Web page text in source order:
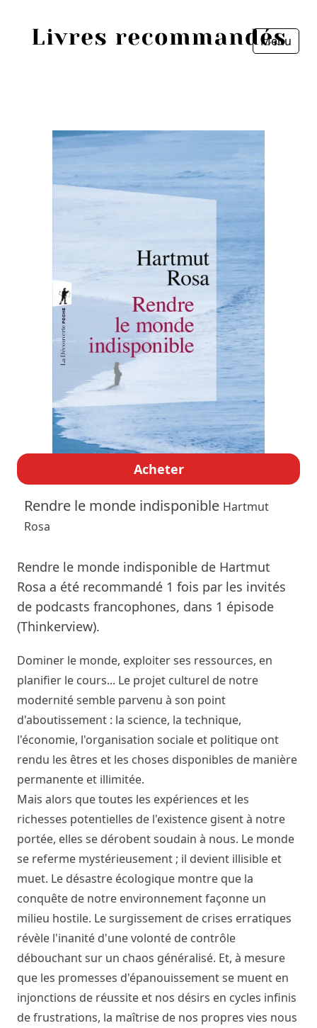
Menu
Acheter
Rendre le monde indisponible Hartmut
Rosa
Rendre le monde indisponible de Hartmut
Rosa a été recommandé 1 fois par les invités
de podcasts francophones, dans 1 épisode
(Thinkerview).
Dominer le monde, exploiter ses ressources, en
planifier le cours... Le projet culturel de notre
modernité semble parvenu à son point
d'aboutissement : la science, la technique,
l'économie, l'organisation sociale et politique ont
rendu les êtres et les choses disponibles de manière
permanente et illimitée.
Mais alors que toutes les expériences et les
richesses potentielles de l'existence gisent à notre
portée, elles se dérobent soudain à nous. Le monde
se referme mystérieusement ; il devient illisible et
muet. Le désastre écologique montre que la
conquête de notre environnement façonne un
milieu hostile. Le surgissement de crises erratiques
révèle l'inanité d'une volonté de contrôle
débouchant sur un chaos généralisé. Et, à mesure
que les promesses d'épanouissement se muent en
injonctions de réussite et nos désirs en cycles infinis
de frustrations, la maîtrise de nos propres vies nous
Sources
Personnes
Livres les plus recommandés
Prix littéraires
Fermer